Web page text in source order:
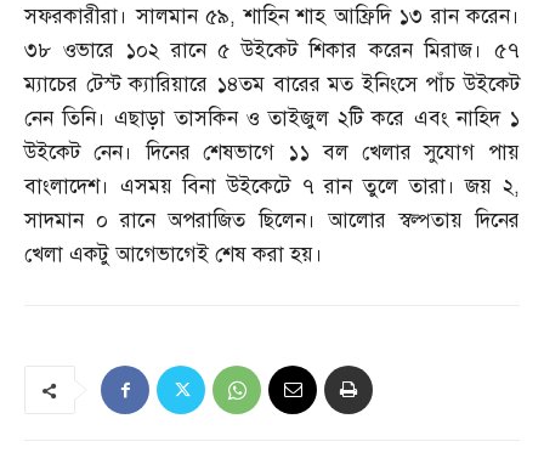
সফরকারীরা। সালমান ৫৯,শাহিন শাহ আফ্রিদি ১৩ রান করেন।
৩৮ ওভারে ১০২ রানে ৫ উইকেট শিকার করেন মিরাজ। ৫৭
ম্যাচের টেস্ট ক্যারিয়ারে ১৪তম বারের মত ইনিংসে পাঁচ উইকেট
নেন তিনি। এছাড়া তাসকিন ও তাইজুল ২টি করে এবং নাহিদ ১
উইকেট নেন। দিনের শেষভাগে ১১ বল খেলার সুযোগ পায়
বাংলাদেশ। এসময় বিনা উইকেটে ৭ রান তুলে তারা। জয় ২,
সাদমান ০ রানে অপরাজিত ছিলেন। আলোর স্বল্পতায় দিনের
খেলা একটু আগেভাগেই শেষ করা হয়।